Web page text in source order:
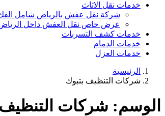
خدمات نقل الاثاث
شركة نقل عفش بالرياض شامل الفك
عرض خاص نقل العفش داخل الرياض
خدمات كشف التسربات
خدمات الدمام
خدمات العزل
الرئيسية
شركات التنظيف بتبوك
الوسم: شركات التنظيف